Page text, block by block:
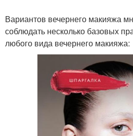
Вариантов вечернего макияжа
соблюдать несколько базовых
любого вида вечернего макияжа: